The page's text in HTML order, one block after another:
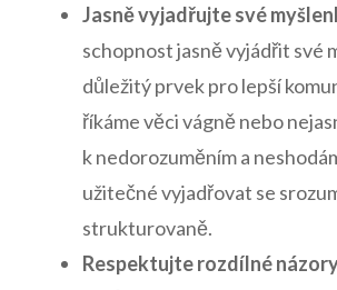
Jasně vyjadřujte své
schopnost jasně vyjádřit své
důležitý prvek pro‌ lepší
říkáme věci ​vágně nebo
k nedorozuměním a
užitečné ⁣vyjadřovat ‌se‍
strukturovaně.
Respektujte rozdílné